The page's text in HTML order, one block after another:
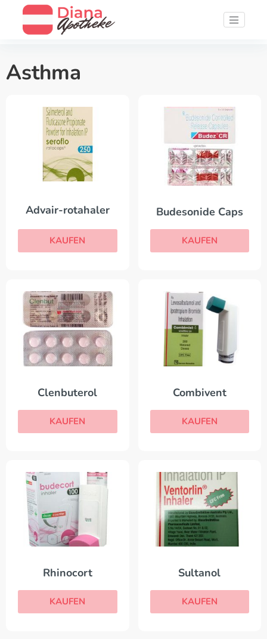
Asthma
Advair-rotahaler
KAUFEN
Budesonide Caps
KAUFEN
Clenbuterol
KAUFEN
Combivent
KAUFEN
Rhinocort
KAUFEN
Sultanol
KAUFEN